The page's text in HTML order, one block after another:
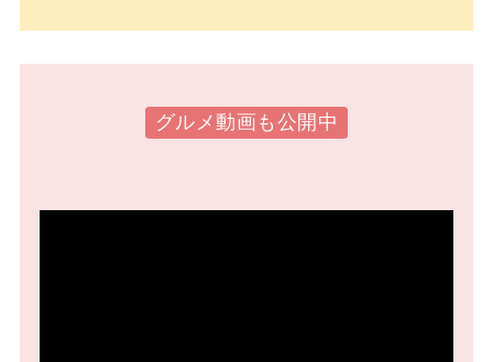
グルメ動画も公開中